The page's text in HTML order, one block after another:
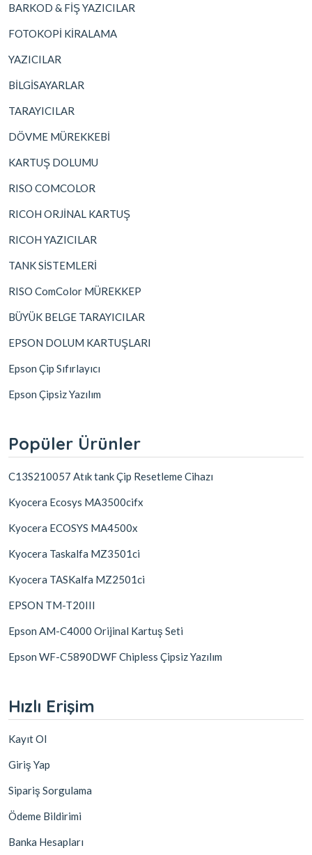
BARKOD & FİŞ YAZICILAR
FOTOKOPİ KİRALAMA
YAZICILAR
BİLGİSAYARLAR
TARAYICILAR
DÖVME MÜREKKEBİ
KARTUŞ DOLUMU
RISO COMCOLOR
RICOH ORJİNAL KARTUŞ
RICOH YAZICILAR
TANK SİSTEMLERİ
RISO ComColor MÜREKKEP
BÜYÜK BELGE TARAYICILAR
EPSON DOLUM KARTUŞLARI
Epson Çip Sıfırlayıcı
Epson Çipsiz Yazılım
Popüler Ürünler
C13S210057 Atık tank Çip Resetleme Cihazı
Kyocera Ecosys MA3500cifx
Kyocera ECOSYS MA4500x
Kyocera Taskalfa MZ3501ci
Kyocera TASKalfa MZ2501ci
EPSON TM-T20III
Epson AM-C4000 Orijinal Kartuş Seti
Epson WF-C5890DWF Chipless Çipsiz Yazılım
Hızlı Erişim
Kayıt Ol
Giriş Yap
Sipariş Sorgulama
Ödeme Bildirimi
Banka Hesapları